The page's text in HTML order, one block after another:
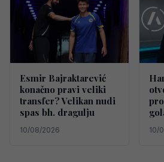
Esmir Bajraktarević
konačno pravi veliki
transfer? Velikan nudi
spas bh. dragulju
10/08/2026 10/